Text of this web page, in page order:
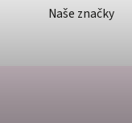
Naše značky